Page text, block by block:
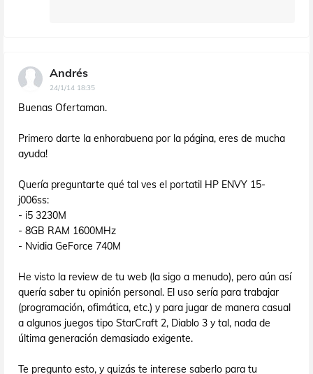
Andrés
24/1/14 18:35
Buenas Ofertaman.
Primero darte la enhorabuena por la página, eres de mucha
ayuda!
Quería preguntarte qué tal ves el portatil HP ENVY 15-
j006ss:
- i5 3230M
- 8GB RAM 1600MHz
- Nvidia GeForce 740M
He visto la review de tu web (la sigo a menudo), pero aún así
quería saber tu opinión personal. El uso sería para trabajar
(programación, ofimática, etc.) y para jugar de manera casual
a algunos juegos tipo StarCraft 2, Diablo 3 y tal, nada de
última generación demasiado exigente.
Te pregunto esto, y quizás te interese saberlo para tu